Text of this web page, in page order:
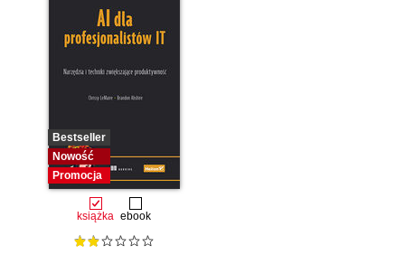
Bestseller
Nowość
Promocja
książka ebook